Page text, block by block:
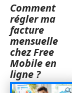
Comment
régler ma
facture
mensuelle
chez Free
Mobile en
ligne ?